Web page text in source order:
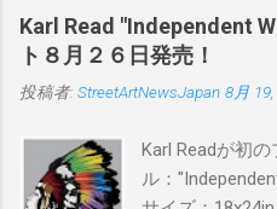
日(木)19時 タ
BLUE/MINT
ン：各色５ サ
Karl Read "Independent
ト８月２６日発売！
投稿者: StreetArtNewsJapan 8月 19,
Karl Readが初
ル：